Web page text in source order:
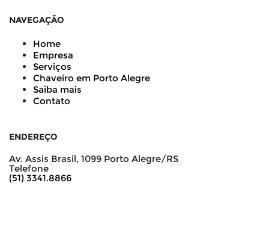
NAVEGAÇÃO
Home
Empresa
Serviços
Chaveiro em Porto Alegre
Saiba mais
Contato
ENDEREÇO
Av. Assis Brasil, 1099 Porto Alegre/RS
Telefone
(51) 3341.8866